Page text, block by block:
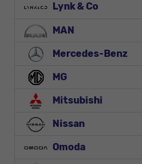
Lynk & Co
MAN
Mercedes-Benz
MG
Mitsubishi
Nissan
Omoda